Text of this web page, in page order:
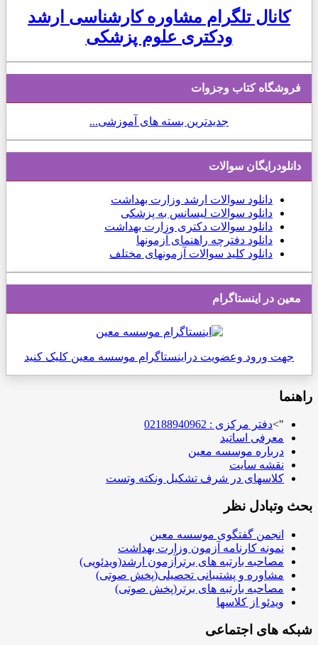
کانال تلگرام مشاوره کارشناسی ارشد
ودکتری علوم پزشکی
فروشگاه کتاب وجزوات
جدیدترین بسته های آموزشی...
دانلودرایگان سوالات
دانلود سوالات ارشد وزارت بهداشت
دانلود سوالات لیسانس به پزشکی
دانلود سوالات دکتری وزارت بهداشت
دانلود دفترچه راهنمای آزمونها
دانلود کلید سوالات آزمونهای مختلف
معین در اینستاگرام
جهت ورود وعضویت دراینستاگرام موسسه معین کلیک کنید
راهنما
">دفتر مرکزی : 02188940962
معرفی اساتید
درباره موسسه معین
نقشه سایت
کلاسهای در شرف تشکیل ونکته وتست
بحث وتبادل نظر
انجمن گفتگوی موسسه معین
نمونه کارنامه آزمون وزارت بهداشت
مصاحبه بارتبه های برترآزمون ارشد(ویدئویی)
مشاوره و پشتیبانی تحصیلی(پخش صوتی)
مصاحبه بارتبه های برتر(پخش صوتی)
ویدئو از کلاسها
شبکه های اجتماعی